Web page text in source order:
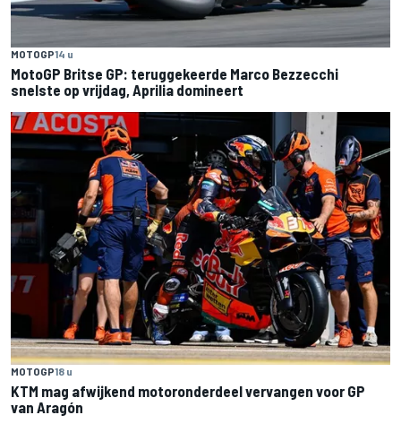
MOTOGP14 u
MotoGP Britse GP: teruggekeerde Marco Bezzecchi
snelste op vrijdag, Aprilia domineert
MOTOGP18 u
KTM mag afwijkend motoronderdeel vervangen voor GP
van Aragón